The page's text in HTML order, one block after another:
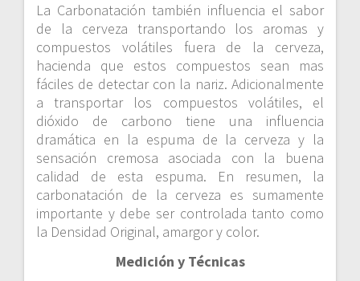
La Carbonatación también influencia el sabor
de la cerveza transportando los aromas y
compuestos volátiles fuera de la cerveza,
hacienda que estos compuestos sean mas
fáciles de detectar con la nariz. Adicionalmente
a transportar los compuestos volátiles, el
dióxido de carbono tiene una influencia
dramática en la espuma de la cerveza y la
sensación cremosa asociada con la buena
calidad de esta espuma. En resumen, la
carbonatación de la cerveza es sumamente
importante y debe ser controlada tanto como
la Densidad Original, amargor y color.
Medición y Técnicas